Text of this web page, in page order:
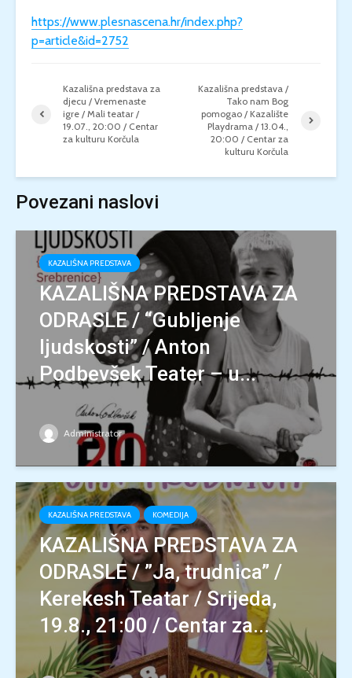
https://www.plesnascena.hr/index.php?
p=article&id=2752
Kazališna predstava za
djecu / Vremenaste
igre / Mali teatar /
19.07., 20:00 / Centar
za kulturu Korčula
Kazališna predstava /
Tako nam Bog
pomogao / Kazalište
Playdrama / 13.04.,
20:00 / Centar za
kulturu Korčula
Povezani naslovi
KAZALIŠNA PREDSTAVA
KAZALIŠNA PREDSTAVA ZA
ODRASLE / “Gubljenje
ljudskosti” / Anton
Podbevšek Teater – u...
Administrator
KAZALIŠNA PREDSTAVA KOMEDIJA
KAZALIŠNA PREDSTAVA ZA
ODRASLE / ”Ja, trudnica” /
Kerekesh Teatar / Srijeda,
19.8., 21:00 / Centar za...